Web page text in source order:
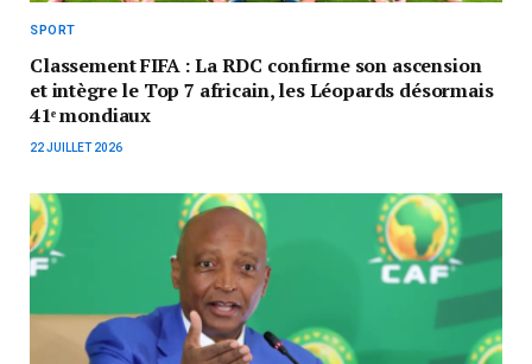
SPORT
Classement FIFA : La RDC confirme son ascension
et intègre le Top 7 africain, les Léopards désormais
41ᵉ mondiaux
22 JUILLET 2026